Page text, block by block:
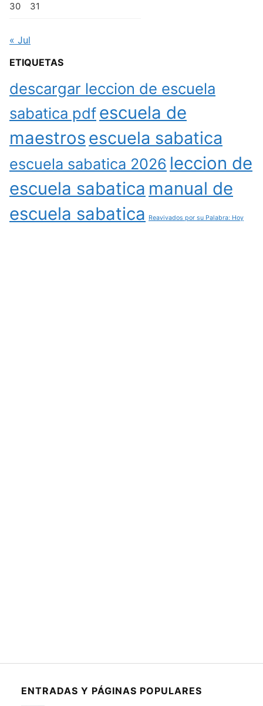
30 31
« Jul
ETIQUETAS
descargar leccion de escuela
sabatica pdfescuela de
maestros escuela sabatica
escuela sabatica 2026 leccion de
escuela sabatica manual de
escuela sabatica
Reavivados por su Palabra: Hoy
ENTRADAS Y PÁGINAS POPULARES